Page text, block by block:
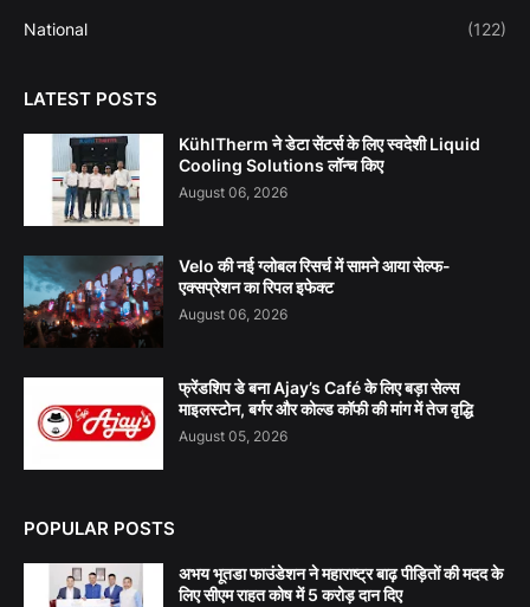
National (122)
LATEST POSTS
KühlTherm ने डेटा सेंटर्स के लिए स्वदेशी Liquid
Cooling Solutions लॉन्च किए
August 06, 2026
Velo की नई ग्लोबल रिसर्च में सामने आया सेल्फ-
एक्सप्रेशन का रिपल इफेक्ट
August 06, 2026
फ्रेंडशिप डे बना Ajay’s Café के लिए बड़ा सेल्स
माइलस्टोन, बर्गर और कोल्ड कॉफी की मांग में तेज वृद्धि
August 05, 2026
POPULAR POSTS
अभय भूतडा फाउंडेशन ने महाराष्ट्र बाढ़ पीड़ितों की मदद के
लिए सीएम राहत कोष में 5 करोड़ दान दिए